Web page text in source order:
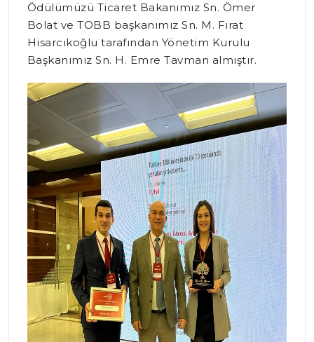
Ödülümüzü Ticaret Bakanımız Sn. Ömer
Bolat ve TOBB başkanımız Sn. M. Fırat
Hisarcıkoğlu tarafından Yönetim Kurulu
Başkanımız Sn. H. Emre Tavman almıştır.